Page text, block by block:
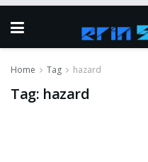
Home Tag hazard
Tag: hazard